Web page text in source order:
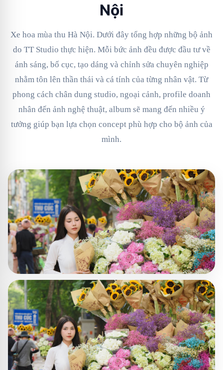
Nội
Xe hoa mùa thu Hà Nội. Dưới đây tổng hợp những bộ ảnh
do TT Studio thực hiện. Mỗi bức ảnh đều được đầu tư về
ánh sáng, bố cục, tạo dáng và chỉnh sửa chuyên nghiệp
nhằm tôn lên thần thái và cá tính của từng nhân vật. Từ
phong cách chân dung studio, ngoại cảnh, profile doanh
nhân đến ảnh nghệ thuật, album sẽ mang đến nhiều ý
tưởng giúp bạn lựa chọn concept phù hợp cho bộ ảnh của
mình.